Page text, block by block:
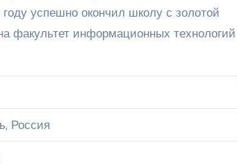
успешно окончил школу с золотой
факультет информационных технологий
Россия